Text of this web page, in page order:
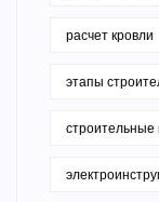
расчет кровли
этапы